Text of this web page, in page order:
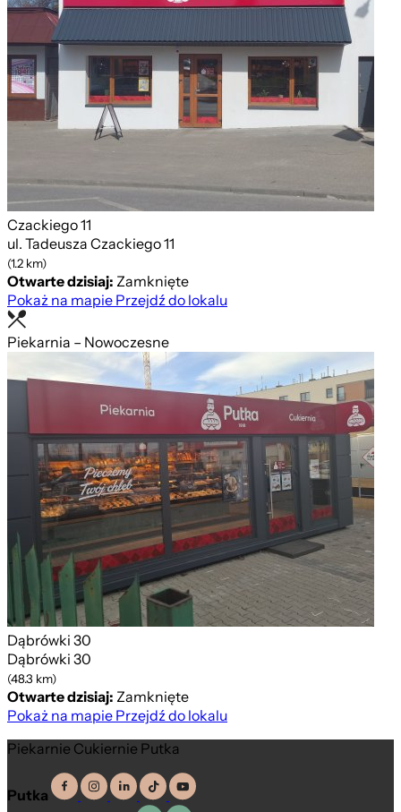
Czackiego 11
ul. Tadeusza Czackiego 11
(1.2 km)
Otwarte dzisiaj: Zamknięte
Pokaż na mapiePrzejdź do lokalu
Piekarnia – Nowoczesne
Dąbrówki 30
Dąbrówki 30
(48.3 km)
Otwarte dzisiaj: Zamknięte
Pokaż na mapiePrzejdź do lokalu
Piekarnie Cukiernie Putka
Putka